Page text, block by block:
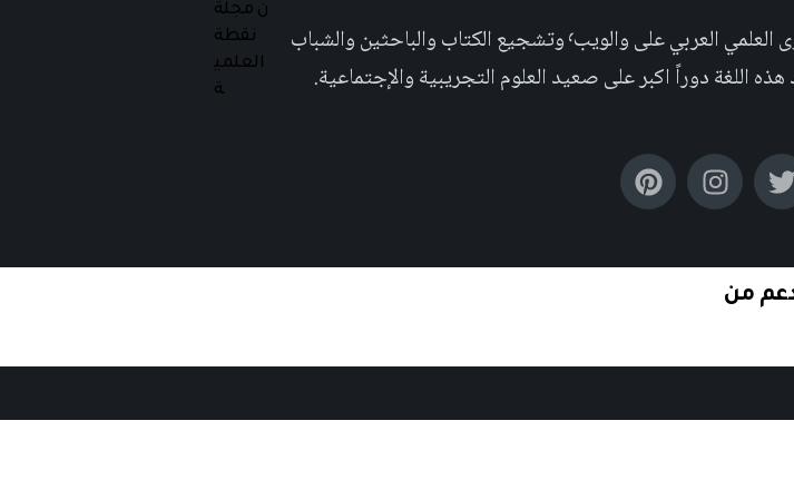
مجلة علمية عربية غير ربحية، تهدف الى إثراء المحتوى العلمي العربي على والويب٬ وتشجيع الكتاب والباحثين والشباب
من